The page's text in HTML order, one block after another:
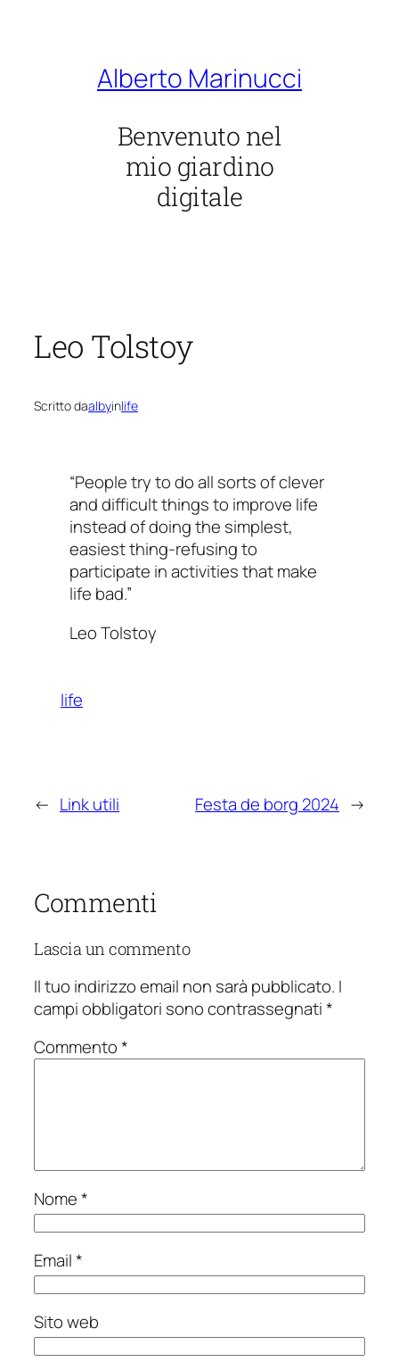
Alberto Marinucci
Benvenuto nel
mio giardino
digitale
Leo Tolstoy
Scritto daalbyinlife
“People try to do all sorts of clever
and difficult things to improve life
instead of doing the simplest,
easiest thing-refusing to
participate in activities that make
life bad.”
Leo Tolstoy
life
← Link utili Festa de borg 2024 →
Commenti
Lascia un commento
Il tuo indirizzo email non sarà pubblicato. I
campi obbligatori sono contrassegnati*
Commento*
Nome*
Email*
Sito web